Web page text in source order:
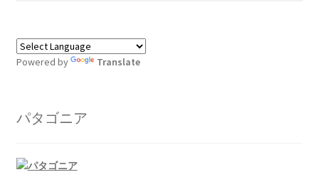
Powered by Translate
パタゴニア